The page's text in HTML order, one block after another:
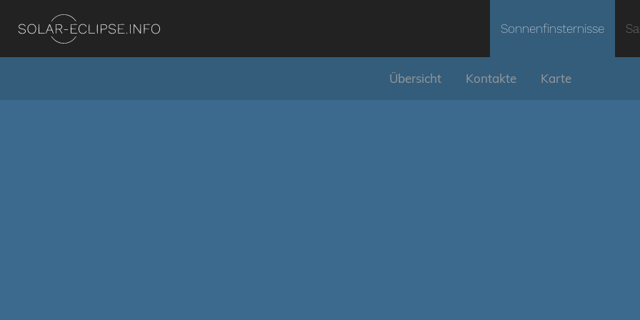
Sonnenfinsternisse
Übersicht Kontakte Karte